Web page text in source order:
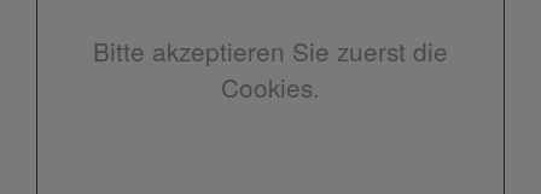
Bitte akzeptieren Sie zuerst die
Cookies.